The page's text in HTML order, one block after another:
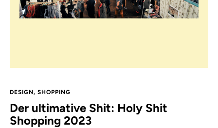
DESIGN, SHOPPING
Der ultimative Shit: Holy Shit
Shopping 2023